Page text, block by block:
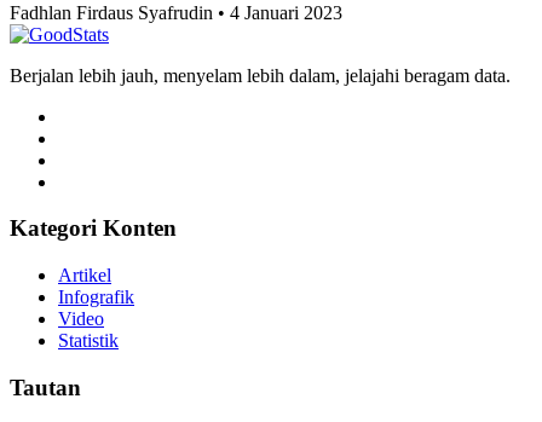
Fadhlan Firdaus Syafrudin • 4 Januari 2023
Berjalan lebih jauh, menyelam lebih dalam, jelajahi beragam data.
Kategori Konten
Artikel
Infografik
Video
Statistik
Tautan